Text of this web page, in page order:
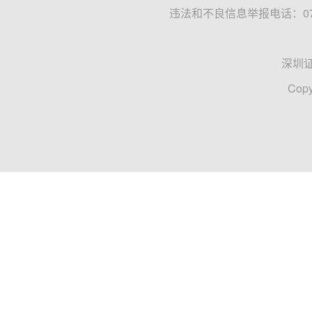
违法和不良信息举报电话：
深圳